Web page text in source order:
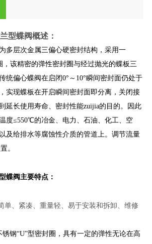
型蝶阀概述：
为多层次金属三偏心硬密封结构，采用一
，该精密的弹性密封圈与经过抛光的蝶板三
统偏心蝶阀在启闭0°～10°瞬间密封面仍处于
实现蝶板在开启瞬间密封面即分离，关闭接
延长使用寿命、密封性能zuijia的目的。因此
度≤550℃的冶金、电力、石油、化工、空
及给排水等腐蚀性介质的管道上。调节流量
。
蝶阀主要特点：
单、紧凑、重量轻、易于安装和拆卸、维修
“U”型密封圈，具有一定的弹性无论在高